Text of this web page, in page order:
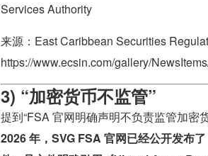
Services Authority
来源： East Caribbean Securities
https://www.ecsin.com/gallery/
3) “加密货币不监管”
提到“FSA 官网明确声明不负责监管加密
2026 年，SVG FSA 官网已经公开发